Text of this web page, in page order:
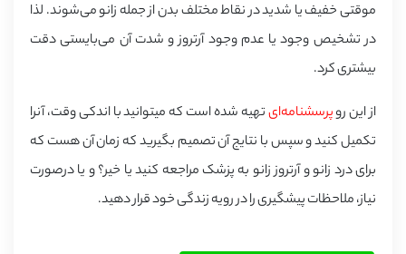
موقتی خفیف یا شدید در نقاط مختلف بدن از جمله زانو می‌شوند. لذا
در تشخیص وجود یا عدم وجود آرتروز و شدت آن می‌بایستی دقت
بیشتری کرد.
از این روپرسشنامه‌ایتهیه شده است که میتوانید با اندکی وقت، آنرا
تکمیل کنید و سپس با نتایج آن تصمیم بگیرید که زمان آن هست که
برای درد زانو و آرتروز زانو به پزشک مراجعه کنید یا خیر؟ و یا درصورت
نیاز، ملاحظات پیشگیری را در رویه زندگی خود قرار دهید.